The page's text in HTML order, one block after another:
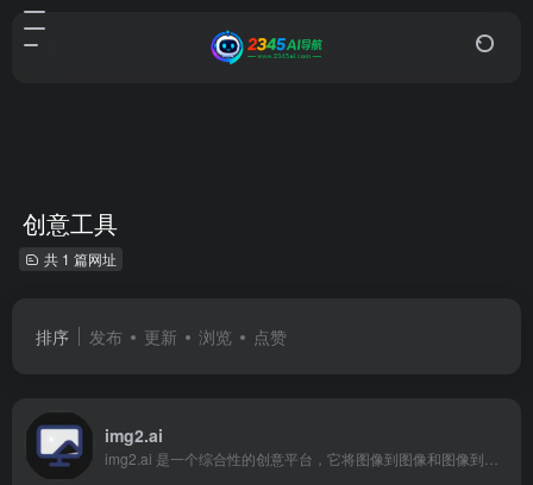
创意工具
共 1 篇网址
排序 发布 更新 浏览 点赞
img2.ai